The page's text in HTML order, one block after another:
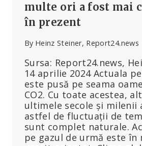
multe ori a fost mai
în prezent
By Heinz Steiner, Report24.news
Sursa: Report24.news,
14 aprilie 2024 Actuala
este pusă pe seama
CO2. Cu toate acestea,
ultimele secole și milenii
astfel de fluctuații de
sunt complet naturale.
pe gazul de urmă este în